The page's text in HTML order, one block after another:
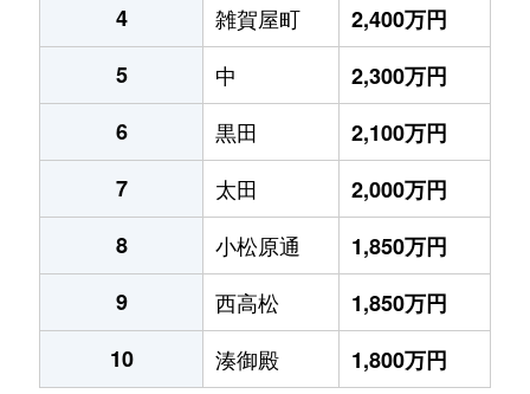
4
雑賀屋町
2,400万円
5
中
2,300万円
6
黒田
2,100万円
7
太田
2,000万円
8
小松原通
1,850万円
9
西高松
1,850万円
10
湊御殿 1,800万円